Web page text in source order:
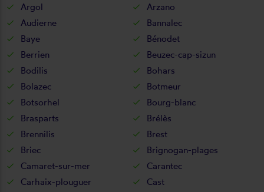
Argol
Arzano
Audierne
Bannalec
Baye
Bénodet
Berrien
Beuzec-cap-sizun
Bodilis
Bohars
Bolazec
Botmeur
Botsorhel
Bourg-blanc
Brasparts
Brélès
Brennilis
Brest
Briec
Brignogan-plages
Camaret-sur-mer
Carantec
Carhaix-plouguer
Cast